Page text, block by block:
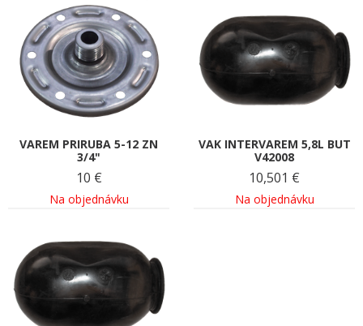
VAREM PRIRUBA 5-12 ZN
3/4"
10 €
Na objednávku
VAK INTERVAREM 5,8L BUT
V42008
10,501 €
Na objednávku